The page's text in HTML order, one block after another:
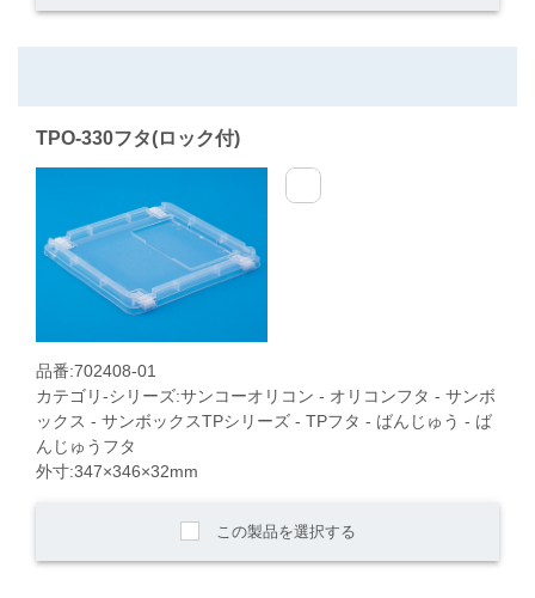
TPO-330フタ(ロック付)
品番:702408-01
カテゴリ-シリーズ:サンコーオリコン - オリコンフタ - サンボ
ックス - サンボックスTPシリーズ - TPフタ - ばんじゅう - ば
んじゅうフタ
外寸:347×346×32mm
この製品を選択する